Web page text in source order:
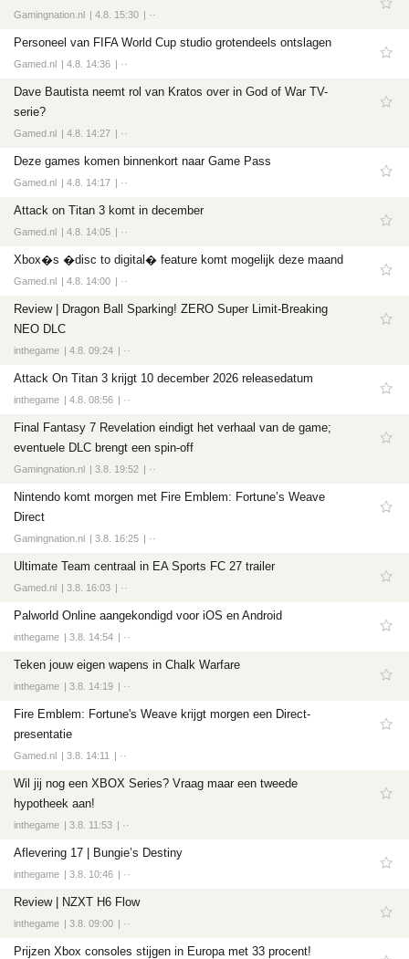
Gamingnation.nl 4.8. 15:30 ··
Personeel van FIFA World Cup studio grotendeels ontslagen
Gamed.nl 4.8. 14:36 ··
Dave Bautista neemt rol van Kratos over in God of War TV-
serie?
Gamed.nl 4.8. 14:27 ··
Deze games komen binnenkort naar Game Pass
Gamed.nl 4.8. 14:17 ··
Attack on Titan 3 komt in december
Gamed.nl 4.8. 14:05 ··
Xbox�s �disc to digital� feature komt mogelijk deze maand
Gamed.nl 4.8. 14:00 ··
Review | Dragon Ball Sparking! ZERO Super Limit-Breaking
NEO DLC
inthegame 4.8. 09:24 ··
Attack On Titan 3 krijgt 10 december 2026 releasedatum
inthegame 4.8. 08:56 ··
Final Fantasy 7 Revelation eindigt het verhaal van de game;
eventuele DLC brengt een spin-off
Gamingnation.nl 3.8. 19:52 ··
Nintendo komt morgen met Fire Emblem: Fortune’s Weave
Direct
Gamingnation.nl 3.8. 16:25 ··
Ultimate Team centraal in EA Sports FC 27 trailer
Gamed.nl 3.8. 16:03 ··
Palworld Online aangekondigd voor iOS en Android
inthegame 3.8. 14:54 ··
Teken jouw eigen wapens in Chalk Warfare
inthegame 3.8. 14:19 ··
Fire Emblem: Fortune's Weave krijgt morgen een Direct-
presentatie
Gamed.nl 3.8. 14:11 ··
Wil jij nog een XBOX Series? Vraag maar een tweede
hypotheek aan!
inthegame 3.8. 11:53 ··
Aflevering 17 | Bungie’s Destiny
inthegame 3.8. 10:46 ··
Review | NZXT H6 Flow
inthegame 3.8. 09:00 ··
Prijzen Xbox consoles stijgen in Europa met 33 procent!